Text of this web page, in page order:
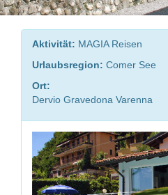
Aktivität: MAGIA Reisen
Urlaubsregion: Comer See
Ort:
Dervio Gravedona Varenna